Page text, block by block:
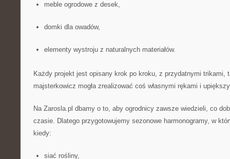
meble ogrodowe z desek,
domki dla owadów,
elementy wystroju z naturalnych materiałów.
Każdy projekt jest opisany krok po kroku, z przydatnymi trikami,
majsterkowicz mogła zrealizować coś własnymi rękami i
Na Zarosla.pl dbamy o to, aby ogrodnicy zawsze wiedzieli, co
czasie. Dlatego przygotowujemy sezonowe harmonogramy, w
kiedy:
siać rośliny,